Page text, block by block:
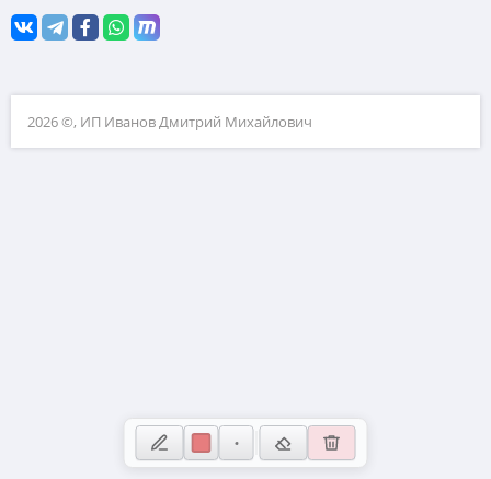
10. Матрицы
12. Натуральные числа
13. Теория вероятностей
2026 ©, ИП Иванов Дмитрий Михайлович